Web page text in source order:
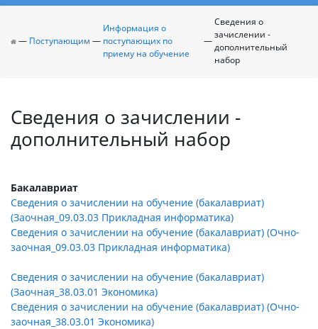
— Поступающим —
Информация о
поступающих по
приему на обучение
—
Сведения о
зачислении -
дополнительный
набор
Сведения о зачислении -
дополнительный набор
Бакалавриат
Сведения о зачислении на обучение (бакалавриат)
(Заочная_09.03.03 Прикладная информатика)
Сведения о зачислении на обучение (бакалавриат) (Очно-
заочная_09.03.03 Прикладная информатика)
Сведения о зачислении на обучение (бакалавриат)
(Заочная_38.03.01 Экономика)
Сведения о зачислении на обучение (бакалавриат) (Очно-
заочная_38.03.01 Экономика)